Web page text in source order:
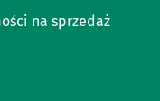
na sprzedaż